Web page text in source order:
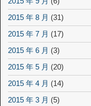
2015 年 8 月 (31)
2015 年 7 月 (17)
2015 年 6 月 (3)
2015 年 5 月 (20)
2015 年 4 月 (14)
2015 年 3 月 (5)